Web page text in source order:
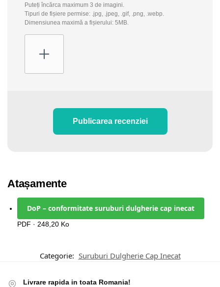
Puteți încărca maximum 3 de imagini.
Tipuri de fișiere permise: .jpg, .jpeg, .gif, .png, .webp.
Dimensiunea maximă a fișierului: 5MB.
Publicarea recenziei
Atașamente
DoP – conformitate suruburi dulgherie cap inecat
PDF · 248,20 Ko
Categorie: Suruburi Dulgherie Cap Inecat
Livrare rapida in toata Romania!